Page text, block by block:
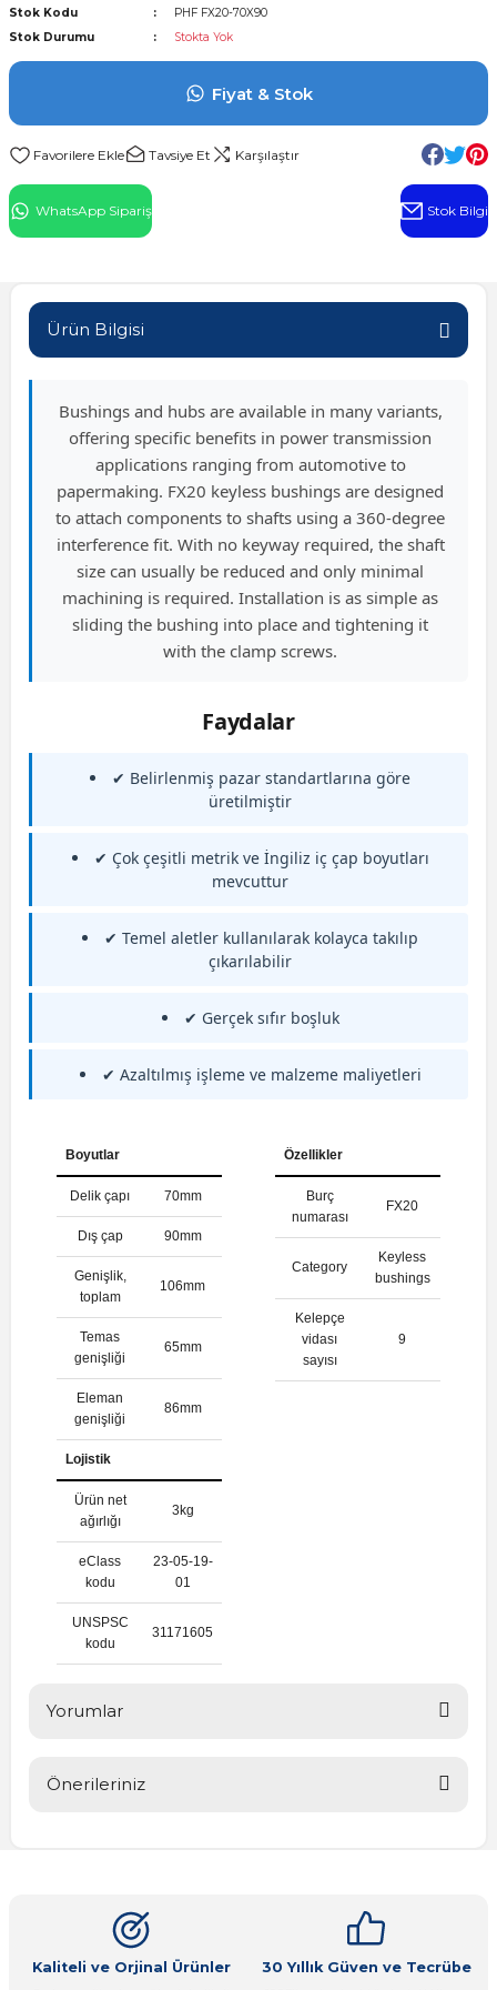
Rulman
Stok Kodu
PHF FX20-70X90
Stok Durumu
Stokta Yok
Fiyat & Stok
Tavsiye Et Karşılaştır
WhatsApp Sipariş Stok Bilgi
Ürün Bilgisi
Bushings and hubs are available in many variants,
offering specific benefits in power transmission
applications ranging from automotive to
papermaking. FX20 keyless bushings are designed
to attach components to shafts using a 360-degree
interference fit. With no keyway required, the shaft
size can usually be reduced and only minimal
machining is required. Installation is as simple as
sliding the bushing into place and tightening it
with the clamp screws.
Faydalar
✔ Belirlenmiş pazar standartlarına göre
üretilmiştir
✔ Çok çeşitli metrik ve İngiliz iç çap boyutları
mevcuttur
✔ Temel aletler kullanılarak kolayca takılıp
çıkarılabilir
✔ Gerçek sıfır boşluk
✔ Azaltılmış işleme ve malzeme maliyetleri
Boyutlar
Delik çapı 70mm
Dış çap 90mm
Genişlik,
toplam
106mm
Temas
genişliği
65mm
Eleman
genişliği
86mm
Lojistik
Ürün net
ağırlığı
3kg
eClass
kodu
23-05-19-
01
UNSPSC
kodu
31171605
Özellikler
Burç
numarası
FX20
Category
Keyless
bushings
Kelepçe
vidası
sayısı
9
Yorumlar
Önerileriniz
Görüş ve önerileriniz için teşekkür ederiz.
Ürün resmi kalitesiz, bozuk veya görüntülenemiyor.
Kaliteli ve Orjinal Ürünler
30 Yıllık Güven ve Tecrübe